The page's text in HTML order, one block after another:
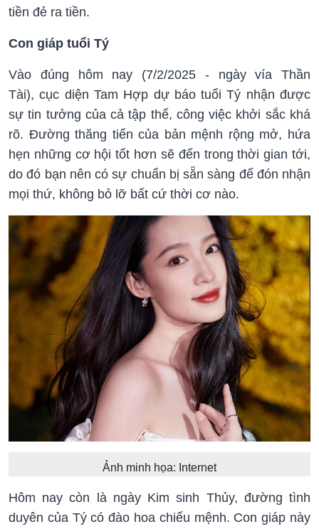
tiền đẻ ra tiền.
Con giáp tuổi Tý
Vào đúng hôm nay (7/2/2025 - ngày vía Thần
Tài), cục diện Tam Hợp dự báo tuổi Tý nhận được
sự tin tưởng của cả tập thể, công việc khởi sắc khá
rõ. Đường thăng tiến của bản mệnh rộng mở, hứa
hẹn những cơ hội tốt hơn sẽ đến trong thời gian tới,
do đó bạn nên có sự chuẩn bị sẵn sàng để đón nhận
mọi thứ, không bỏ lỡ bất cứ thời cơ nào.
Ảnh minh họa: Internet
Hôm nay còn là ngày Kim sinh Thủy, đường tình
duyên của Tý có đào hoa chiếu mệnh. Con giáp này